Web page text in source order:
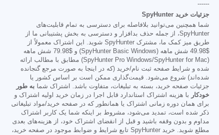
------
جزئیات خرید SpyHunter
شما همچنین می‌توانید بلافاصله برای دسترسی به تمام قابلیت‌های
SpyHunter، از جمله حذف بدافزار و دسترسی به بخش پشتیبانی ما از
طریق میز کمک ما، مشترک SpyHunter شوید. این اشتراک معمولاً از
$49.98
شش ماهه (SpyHunter Basic Windows) و $79.98
شش ماهه
(SpyHunter Pro Windows/SpyHunter for Mac) مطابق با مطالب ارائه
شده و شرایط صفحه ثبت نام/خرید (که در اینجا به صورت مرجع گنجانده
شده‌اند) شروع می‌شود. قیمت‌گذاری ممکن است بر اساس کشور یا
جزئیات صفحه خرید، بسته به تبلیغات، متفاوت باشد. اشتراک شما به طور
خودکار
با هزینه اشتراک استاندارد قابل اجرا در زمان خرید اولیه اشتراک و
برای همان دوره زمانی اشتراک یا همانطور که در صفحه خرید/مواد تبلیغاتی
ذکر شده است، تمدید می‌شود، مشروط بر اینکه شما یک کاربر اشتراک
مداوم و بدون وقفه باشید و قبل از انقضای اشتراک خود، از هزینه‌های بعدی
مطلع شوید. خرید SpyHunter تابع شرایط و ضوابط موجود در صفحه خرید،